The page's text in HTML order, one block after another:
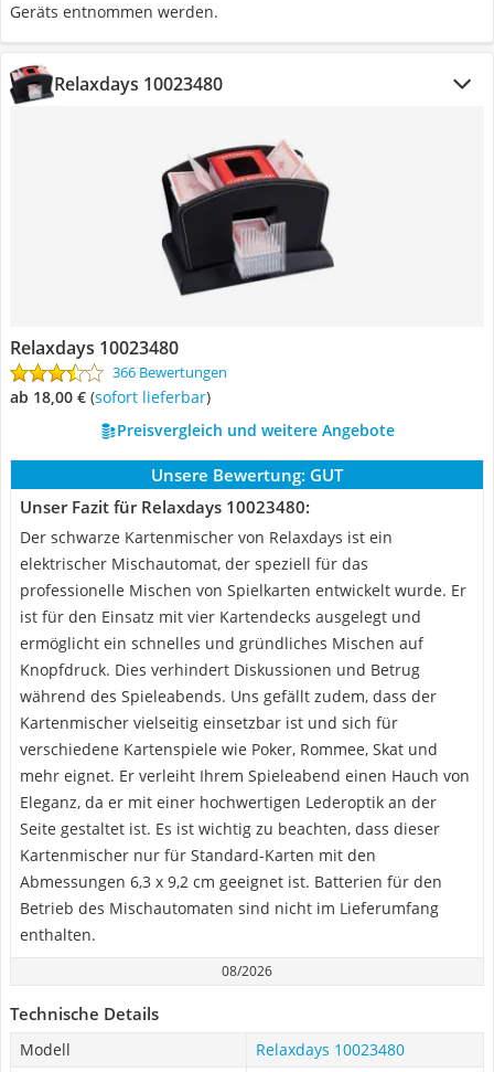
Geräts entnommen werden.
Relaxdays 10023480
Relaxdays 10023480
366 Bewertungen
ab 18,00 € ( Sofort lieferbar)
Preisvergleich und weitere Angebote
Unsere Bewertung: GUT
Unser Fazit für Relaxdays 10023480:
Der schwarze Kartenmischer von Relaxdays ist ein
elektrischer Mischautomat, der speziell für das
professionelle Mischen von Spielkarten entwickelt wurde. Er
ist für den Einsatz mit vier Kartendecks ausgelegt und
ermöglicht ein schnelles und gründliches Mischen auf
Knopfdruck. Dies verhindert Diskussionen und Betrug
während des Spieleabends. Uns gefällt zudem, dass der
Kartenmischer vielseitig einsetzbar ist und sich für
verschiedene Kartenspiele wie Poker, Rommee, Skat und
mehr eignet. Er verleiht Ihrem Spieleabend einen Hauch von
Eleganz, da er mit einer hochwertigen Lederoptik an der
Seite gestaltet ist. Es ist wichtig zu beachten, dass dieser
Kartenmischer nur für Standard-Karten mit den
Abmessungen 6,3 x 9,2 cm geeignet ist. Batterien für den
Betrieb des Mischautomaten sind nicht im Lieferumfang
enthalten.
08/2026
Technische Details
Modell Relaxdays 10023480